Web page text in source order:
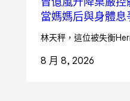
當媽媽后與身體息
林天秤，這位被失衡
8 月 8, 2026